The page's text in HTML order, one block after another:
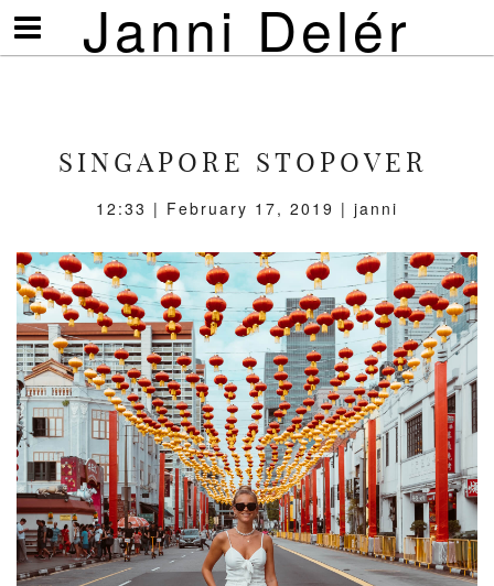
Janni Delér
Visa/göm
meny
SINGAPORE STOPOVER
12:33 | February 17, 2019 | janni